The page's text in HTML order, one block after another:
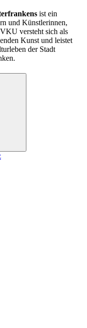
ist ein
und Künstlerinnen,
versteht sich als
Kunst und leistet
der Stadt